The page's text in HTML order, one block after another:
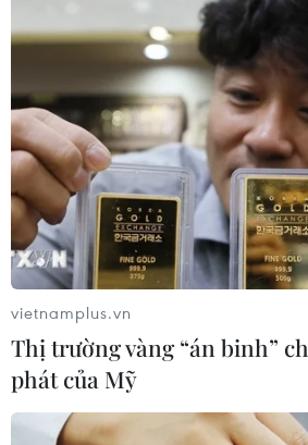
Theo dõi VietnamPlus
TIN LIÊN QUAN
vietnamplus.vn
Thị trường vàng “án binh”
phát của Mỹ